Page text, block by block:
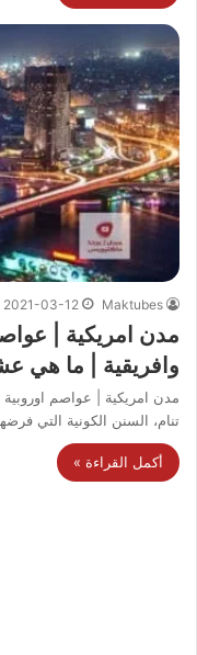
Maktubes
2021-03-12
مدن امريكية |
وافريقية | ما هي
مدن امريكية | عواصم
تنام، السنن الكونية التي
أكمل القراءة »